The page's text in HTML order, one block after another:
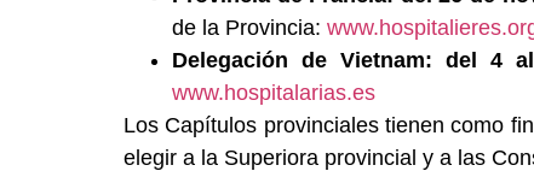
de la Provincia:
Delegación de Vietnam: del 4
www.hospitalarias.es
Los Capítulos provinciales tienen como
elegir a la Superiora provincial y a las